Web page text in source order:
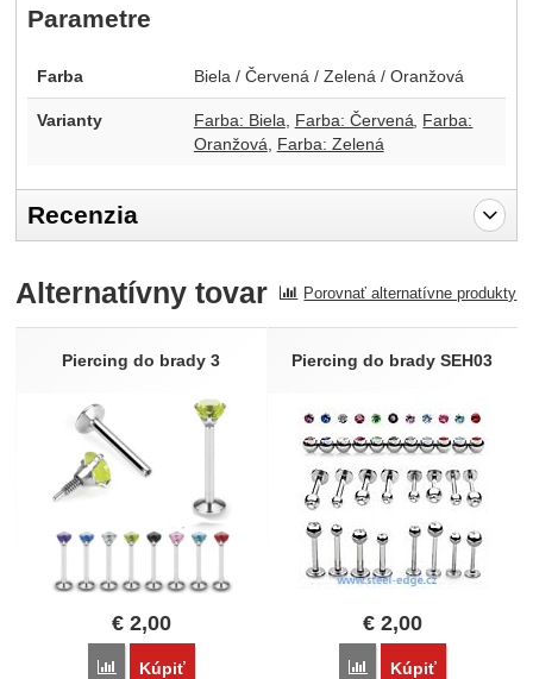
Parametre
Farba Biela / Červená / Zelená / Oranžová
Varianty Farba: Biela Farba: Červená Farba:
Oranžová
Farba: Zelená
Recenzia
Recenzia
Alternatívny tovar Porovnať alternatívne produkty
Piercing do brady 3
€ 2,00
Porovnať
Kúpiť
Piercing do brady SEH03
€2,00
Porovnať
Kúpiť